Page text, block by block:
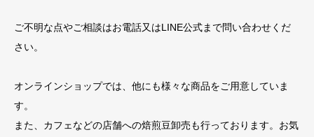
ご不明な点やご相談はお電話又はLINE公式まで問い合わせくだ
さい。
オンラインショップでは、他にも様々な商品をご用意していま
す。
また、カフェなどの店舗への焙煎豆卸売も行っております。お気